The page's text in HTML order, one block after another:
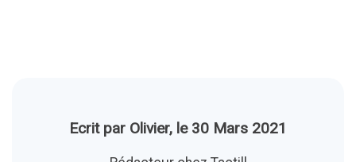
Ecrit par Olivier, le 30 Mars 2021